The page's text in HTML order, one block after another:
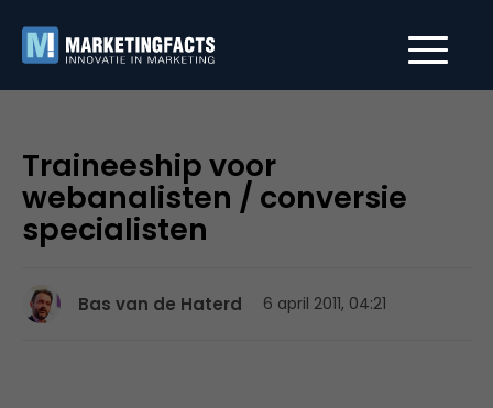
Traineeship voor
webanalisten / conversie
specialisten
Bas van de Haterd 6 april 2011, 04:21